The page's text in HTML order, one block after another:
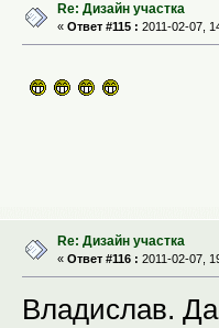
Re: Дизайн участка
« Ответ #115 : 2011-02-07,
Re: Дизайн участка
« Ответ #116 : 2011-02-07,
Владислав.